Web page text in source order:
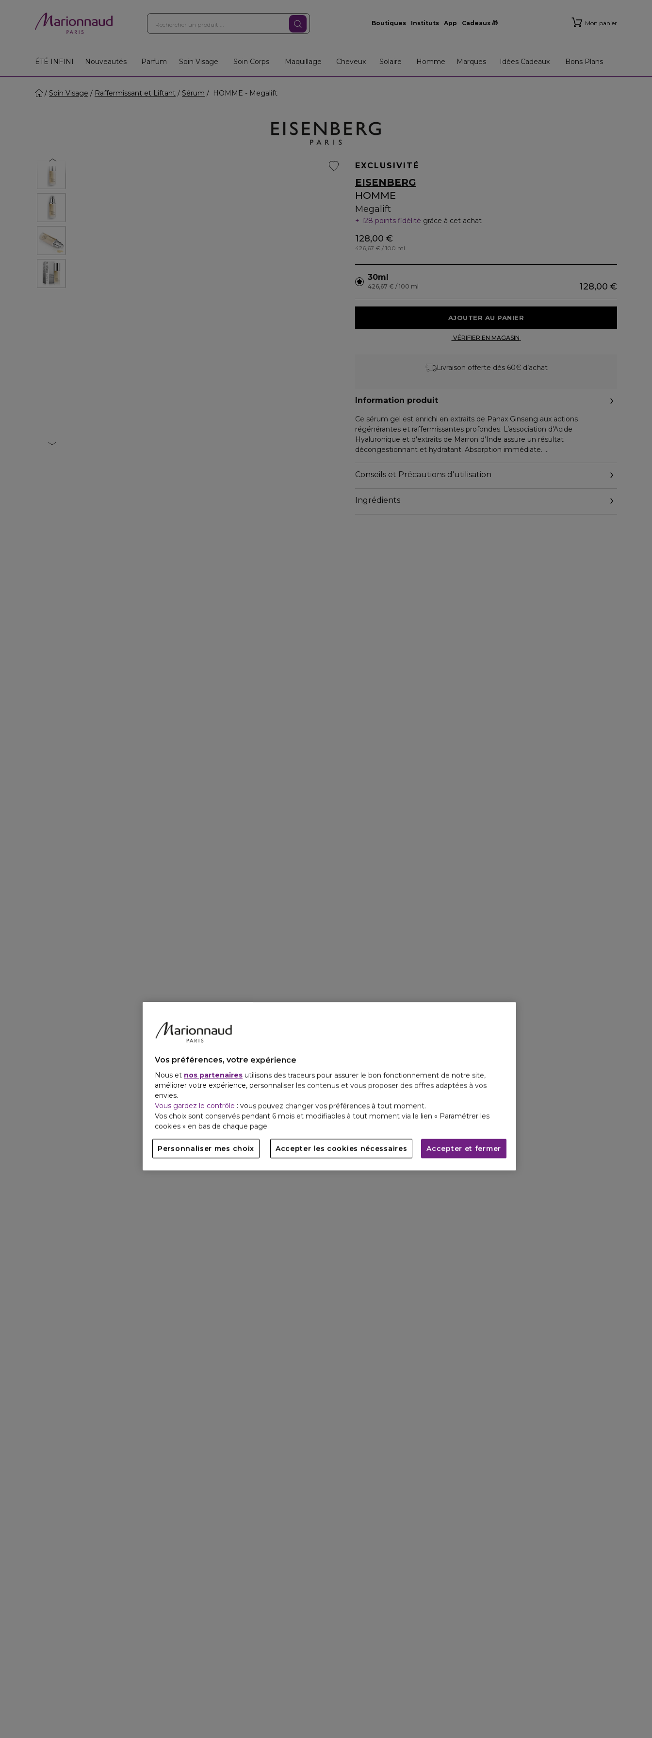
Boutiques Instituts App Cadeaux 🎁 Mon panier
ÉTÉ INFINI Nouveautés Parfum Soin Visage Soin Corps Maquillage Cheveux Solaire Homme Marques Idées Cadeaux Bons Plans
Soin Visage Raffermissant et Liftant Sérum HOMME - Megalift
EXCLUSIVITÉ
EISENBERG
HOMME
Megalift
128 points fidélité grâce à cet achat
128,00 €
426,67 € / 100 ml
30ml
128,00 €
426,67 € / 100 ml
Livraison offerte dès 60€ d’achat
Information produit
Ce sérum gel est enrichi en extraits de Panax Ginseng aux actions
régénérantes et raffermissantes profondes. L’association d'Acide
Hyaluronique et d'extraits de Marron d’Inde assure un résultat
décongestionnant et hydratant. Absorption immédiate.
Résultat : Le visage est décongestionné, la peau hydratée. Prépare la peau
pour le soin ciblé qui suivra
Conseils et Précautions d'utilisation
Ingrédients
Vos préférences, votre expérience
Nous et nos partenaires utilisons des traceurs pour assurer le bon fonctionnement de notre site,
améliorer votre expérience, personnaliser les contenus et vous proposer des offres adaptées à vos
envies.
Vous gardez le contrôle : vous pouvez changer vos préférences à tout moment.
Vos choix sont conservés pendant 6 mois et modifiables à tout moment via le lien « Paramétrer les
cookies » en bas de chaque page.
Personnaliser mes choix Accepter les cookies nécessaires Accepter et fermer